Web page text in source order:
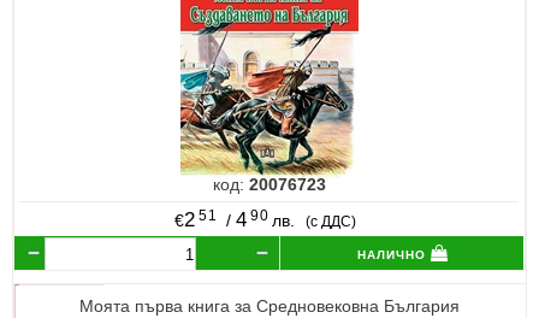
код: 20076723
€2 51 / 4 90 лв. (с ДДС)
налично
Моята първа книга за Средновековна България